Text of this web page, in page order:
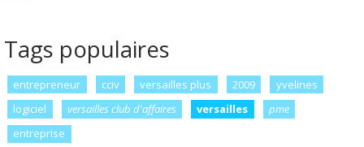
Tags populaires
entrepreneur cciv versailles plus 2009
yvelines
logiciel
versailles club d'affaires versailles
pme
entreprise